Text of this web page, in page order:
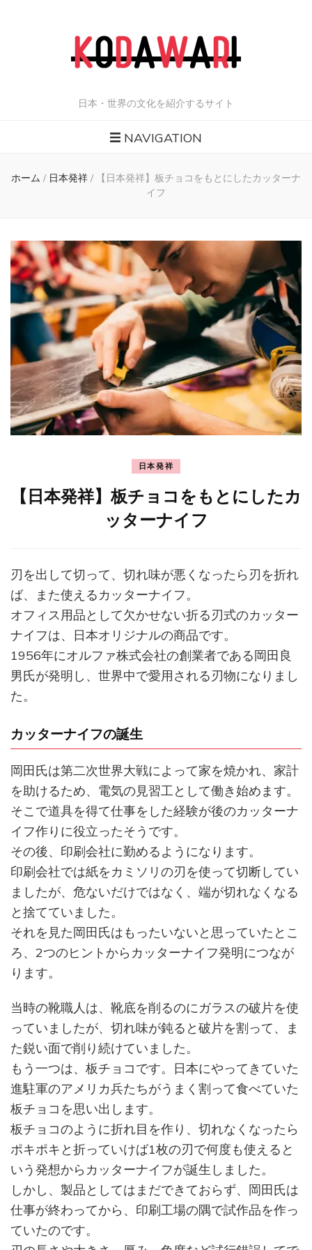
日本・世界の文化を紹介するサイト
NAVIGATION
ホーム / 日本発祥 /
【日本発祥】板チョコをもとにしたカッターナ
イフ
日本発祥
【日本発祥】板チョコをもとにしたカ
ッターナイフ
刃を出して切って、切れ味が悪くなったら刃を折れ
ば、また使えるカッターナイフ。
オフィス用品として欠かせない折る刃式のカッター
ナイフは、日本オリジナルの商品です。
1956年にオルファ株式会社の創業者である岡田良
男氏が発明し、世界中で愛用される刃物になりまし
た。
カッターナイフの誕生
岡田氏は第二次世界大戦によって家を焼かれ、家計
を助けるため、電気の見習工として働き始めます。
そこで道具を得て仕事をした経験が後のカッターナ
イフ作りに役立ったそうです。
その後、印刷会社に勤めるようになります。
印刷会社では紙をカミソリの刃を使って切断してい
ましたが、危ないだけではなく、端が切れなくなる
と捨てていました。
それを見た岡田氏はもったいないと思っていたとこ
ろ、2つのヒントからカッターナイフ発明につなが
ります。
当時の靴職人は、靴底を削るのにガラスの破片を使
っていましたが、切れ味が鈍ると破片を割って、ま
た鋭い面で削り続けていました。
もう一つは、板チョコです。日本にやってきていた
進駐軍のアメリカ兵たちがうまく割って食べていた
板チョコを思い出します。
板チョコのように折れ目を作り、切れなくなったら
ポキポキと折っていけば1枚の刃で何度も使えると
いう発想からカッターナイフが誕生しました。
しかし、製品としてはまだできておらず、岡田氏は
仕事が終わってから、印刷工場の隅で試作品を作っ
ていたのです。